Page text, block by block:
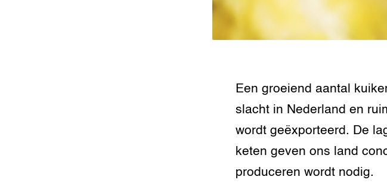
Een groeiend aantal
slacht in Nederland en
wordt geëxporteerd. De
keten geven ons land
produceren wordt nodig.